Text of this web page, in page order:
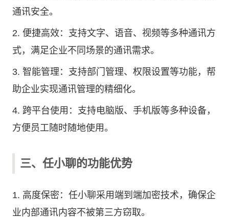
通讯安全。
2. 便捷高效：支持文字、语音、视频等多种通讯方
式，满足企业不同场景的通讯需求。
3. 智能管理：支持部门管理、权限设置等功能，帮
助企业实现通讯管理的精细化。
4. 跨平台使用：支持电脑版、手机版等多种设备，
方便员工随时随地使用。
三、任小聊的功能优势
1. 高度保密：任小聊采用端到端加密技术，确保企
业内部通讯内容不被第三方窃取。